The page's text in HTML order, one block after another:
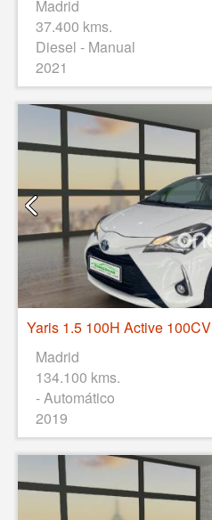
Madrid
37.400 kms.
Diesel - Manual
2021
Yaris 1.5 100H Active 100CV
Madrid
134.100 kms.
- Automático
2019